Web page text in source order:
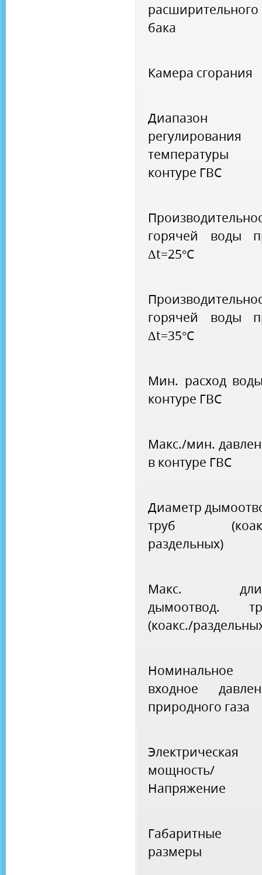
расширительного
бака
Камера сгорания
Диапазон
регулирования
контуре ГВС
горячей воды
Δt=25°C
горячей воды
Δt=35°C
Мин. расход
контуре ГВС
Макс./мин.
в контуре ГВС
Диаметр
труб
раздельных)
Макс.
дымоотвод.
(коакс./
Номинальное
входное
природного газа
Электрическая
мощность/
Напряжение
Габаритные
размеры